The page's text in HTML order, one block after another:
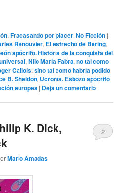
,Fracasando por placer,No Ficción |
Renouvier, El estrecho de Bering,
apócrifo. Historia de la conquista del
,Nilo María Fabra,no tal como
Callois,sino tal como habría podido
B. Sheldon, Ucronía. Esbozo apócrifo
europea | Deja un comentario
K. Dick,
Mario Amadas
2